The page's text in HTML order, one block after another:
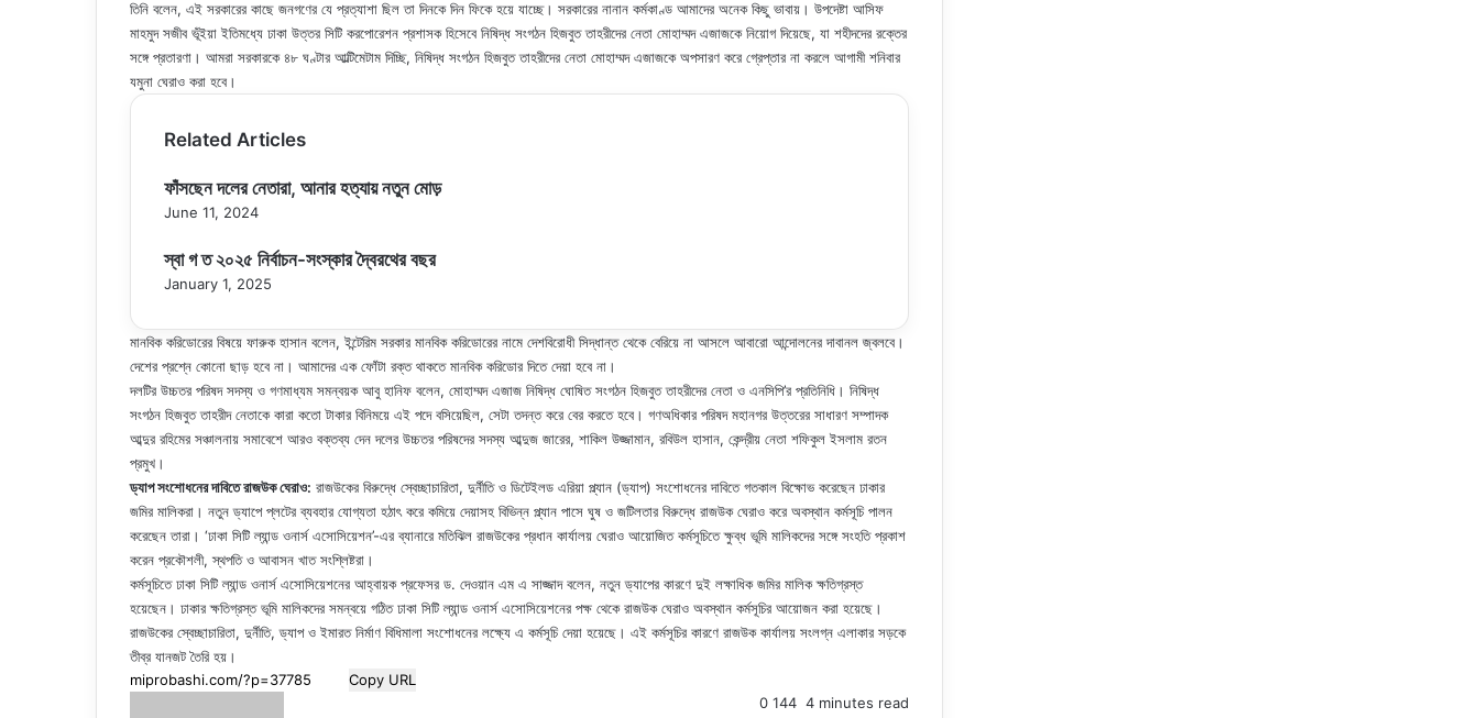
তিনি বলেন, এই সরকারের কাছে জনগণের যে প্রত্যাশা ছিল তা দিনকে দিন ফিকে হয়ে যাচ্ছে। সরকারের নানান কর্মকাণ্ড আমাদের অনেক কিছু ভাবায়। উপদেষ্টা আসিফ
মাহমুদ সজীব ভূঁইয়া ইতিমধ্যে ঢাকা উত্তর সিটি করপোরেশন প্রশাসক হিসেবে নিষিদ্ধ সংগঠন হিজবুত তাহরীদের নেতা মোহাম্মদ এজাজকে নিয়োগ দিয়েছে, যা শহীদদের রক্তের
সঙ্গে প্রতারণা। আমরা সরকারকে ৪৮ ঘণ্টার আল্টিমেটাম দিচ্ছি, নিষিদ্ধ সংগঠন হিজবুত তাহরীদের নেতা মোহাম্মদ এজাজকে অপসারণ করে গ্রেপ্তার না করলে আগামী শনিবার
যমুনা ঘেরাও করা হবে।
Related Articles
ফাঁসছেন দলের নেতারা, আনার হত্যায় নতুন মোড়
June 11, 2024
স্বা গ ত ২০২৫ নির্বাচন-সংস্কার দ্বৈরথের বছর
January 1, 2025
মানবিক করিডোরের বিষয়ে ফারুক হাসান বলেন, ইন্টেরিম সরকার মানবিক করিডোরের নামে দেশবিরোধী সিদ্ধান্ত থেকে বেরিয়ে না আসলে আবারো আন্দোলনের দাবানল জ্বলবে।
দেশের প্রশ্নে কোনো ছাড় হবে না। আমাদের এক ফোঁটা রক্ত থাকতে মানবিক করিডোর দিতে দেয়া হবে না।
দলটির উচ্চতর পরিষদ সদস্য ও গণমাধ্যম সমন্বয়ক আবু হানিফ বলেন, মোহাম্মদ এজাজ নিষিদ্ধ ঘোষিত সংগঠন হিজবুত তাহরীদের নেতা ও এনসিপি’র প্রতিনিধি। নিষিদ্ধ
সংগঠন হিজবুত তাহরীদ নেতাকে কারা কতো টাকার বিনিময়ে এই পদে বসিয়েছিল, সেটা তদন্ত করে বের করতে হবে। গণঅধিকার পরিষদ মহানগর উত্তরের সাধারণ সম্পাদক
আব্দুর রহিমের সঞ্চালনায় সমাবেশে আরও বক্তব্য দেন দলের উচ্চতর পরিষদের সদস্য আব্দুজ জারের, শাকিল উজ্জামান, রবিউল হাসান, কেন্দ্রীয় নেতা শফিকুল ইসলাম রতন
প্রমুখ।
ড্যাপ সংশোধনের দাবিতে রাজউক ঘেরাও: রাজউকের বিরুদ্ধে স্বেচ্ছাচারিতা, দুর্নীতি ও ডিটেইলড এরিয়া প্ল্যান (ড্যাপ) সংশোধনের দাবিতে গতকাল বিক্ষোভ করেছেন ঢাকার
জমির মালিকরা। নতুন ড্যাপে প্লটের ব্যবহার যোগ্যতা হঠাৎ করে কমিয়ে দেয়াসহ বিভিন্ন প্ল্যান পাসে ঘুষ ও জটিলতার বিরুদ্ধে রাজউক ঘেরাও করে অবস্থান কর্মসূচি পালন
করেছেন তারা। ‘ঢাকা সিটি ল্যান্ড ওনার্স এসোসিয়েশন’-এর ব্যানারে মতিঝিল রাজউকের প্রধান কার্যালয় ঘেরাও আয়োজিত কর্মসূচিতে ক্ষুব্ধ ভূমি মালিকদের সঙ্গে সংহতি প্রকাশ
করেন প্রকৌশলী, স্থপতি ও আবাসন খাত সংশ্লিষ্টরা।
কর্মসূচিতে ঢাকা সিটি ল্যান্ড ওনার্স এসোসিয়েশনের আহ্বায়ক প্রফেসর ড. দেওয়ান এম এ সাজ্জাদ বলেন, নতুন ড্যাপের কারণে দুই লক্ষাধিক জমির মালিক ক্ষতিগ্রস্ত
হয়েছেন। ঢাকার ক্ষতিগ্রস্ত ভূমি মালিকদের সমন্বয়ে গঠিত ঢাকা সিটি ল্যান্ড ওনার্স এসোসিয়েশনের পক্ষ থেকে রাজউক ঘেরাও অবস্থান কর্মসূচির আয়োজন করা হয়েছে।
রাজউকের স্বেচ্ছাচারিতা, দুর্নীতি, ড্যাপ ও ইমারত নির্মাণ বিধিমালা সংশোধনের লক্ষ্যে এ কর্মসূচি দেয়া হয়েছে। এই কর্মসূচির কারণে রাজউক কার্যালয় সংলগ্ন এলাকার সড়কে
তীব্র যানজট তৈরি হয়।
Copy URL
0 144 4 minutes read